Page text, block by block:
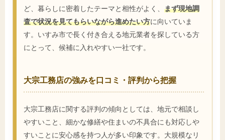
ど、暮らしに密着したテーマと相性がよく、 まず現地調
査で状況を見てもらいながら進めたい方に向いていま
す。いすみ市で長く付き合える地元業者を探している方
にとって、候補に入れやすい一社です。
大宗工務店の強みを口コミ・評判から把握
大宗工務店に関する評判の傾向としては、地元で相談し
やすいこと、細かな修繕や住まいの不具合にも対応しや
すいことに安心感を持つ人が多い印象です。大規模なリ